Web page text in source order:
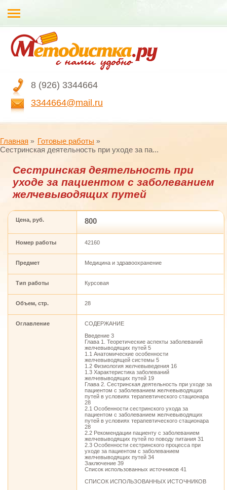
8 (926) 3344664
3344664@mail.ru
Главная
Готовые работы
Cестринская деятельность при уходе за па...
Cестринская деятельность при
уходе за пациентом с заболеванием
желчевыводящих путей
Цена, руб. 800
Номер работы 42160
Предмет Медицина и здравоохранение
Тип работы Курсовая
Объем, стр. 28
Оглавление
CОДЕРЖАНИЕ
Введение 3
Глава 1. Теоретические аспекты заболеваний
желчевыводящих путей 5
1.1 Анатомические особенности
желчевыводящей системы 5
1.2 Физиология желчевыведения 16
1.3 Характеристика заболеваний
желчевыводящих путей 19
Глава 2. Сестринская деятельность при уходе за
пациентом с заболеванием желчевыводящих
путей в условиях терапевтического стационара
28
2.1 Особенности сестринского ухода за
пациентом с заболеванием желчевыводящих
путей в условиях терапевтического стационара
28
2.2 Рекомендации пациенту с заболеванием
желчевыводящих путей по поводу питания 31
2.3 Особенности сестринского процесса при
уходе за пациентом с заболеванием
желчевыводящих путей 34
Заключение 39
Список использованных источников 41
СПИСОК ИСПОЛЬЗОВАННЫХ ИСТОЧНИКОВ